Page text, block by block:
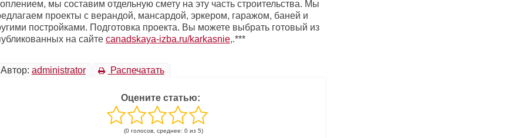
мы составим отдельную смету на эту часть строительства. Мы
проекты с верандой, мансардой, эркером, гаражом, баней и
постройками. Подготовка проекта. Вы можете выбрать готовый из
на сайте canadskaya-izba.ru/karkasnie,.***
Автор: administrator Распечатать
Оцените статью:
(0 голосов, среднее: 0 из 5)